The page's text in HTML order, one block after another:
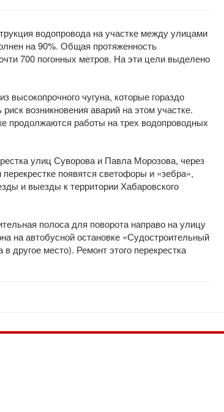
водопровода на участке между улицами
на 90%. Общая протяженность
700 погонных метров. На эти цели выделено
чугуна, которые гораздо
возникновения аварий на этом участке.
продолжаются работы на трех водопроводных
улиц Суворова и Павла Морозова, через
появятся светофоры и «зебра»,
и выезды к территории Хабаровского
полоса для поворота направо на улицу
на автобусной остановке «Судостроительный
другое место). Ремонт этого перекрестка